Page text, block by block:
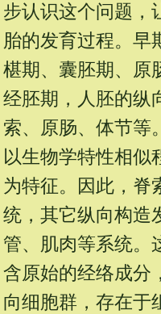
步认识这个问题，
胎的发育过程。早
椹期、囊胚期、原
经胚期，人胚的纵
索、原肠、体节等
以生物学特性相似
为特征。因此，脊
统，其它纵向构造
管、肌肉等系统。
含原始的经络成分
向细胞群，存在于